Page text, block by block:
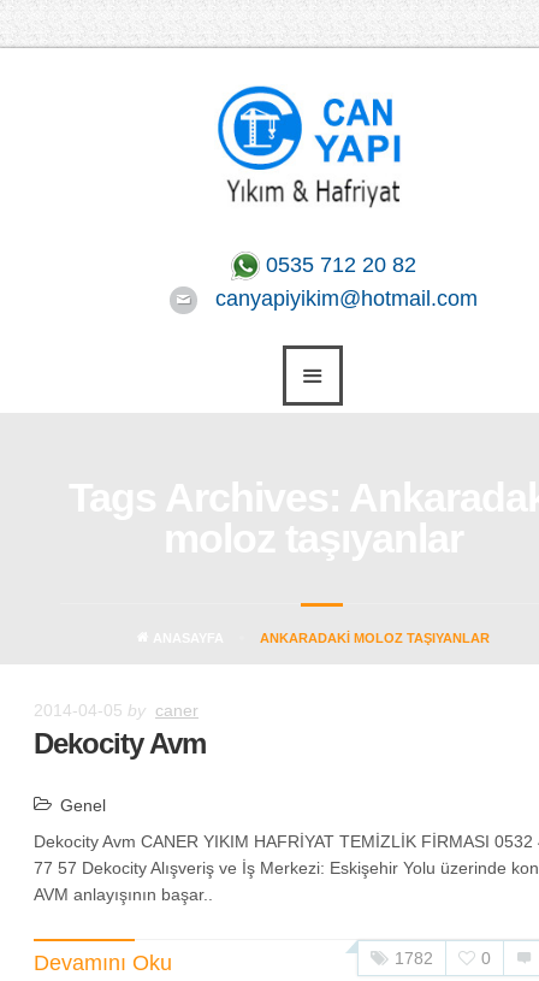
0535 712 20 82
canyapiyikim@hotmail.com
ANKARADAKI MOLOZ TAŞIYANLAR
2014-04-05 by caner
Dekocity Avm
Genel
Dekocity Avm CANER YIKIM HAFRİYAT TEMİZLİK FİRMASI 0532
77 57 Dekocity Alışveriş ve İş Merkezi: Eskişehir Yolu üzerinde
AVM anlayışının başar..
Devamını Oku 1782 0